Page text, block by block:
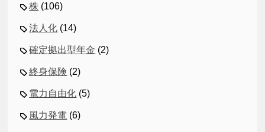
株 (106)
法人化 (14)
確定拠出型年金 (2)
終身保険 (2)
電力自由化 (5)
風力発電 (6)